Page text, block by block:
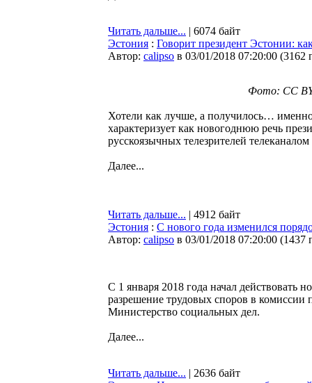
Читать дальше... | 6074 байт
Эстония : Говорит президент Эстонии:
Автор: calipso в 03/01/2018 07:20:00 (3162
Фото: CC
Хотели как лучше, а получилось… именно
характеризует как новогоднюю речь
русскоязычных телезрителей
Далее...
Читать дальше... | 4912 байт
Эстония : С нового года изменился
Автор: calipso в 03/01/2018 07:20:00 (1437
С 1 января 2018 года начал действовать
разрешение трудовых споров в комиссии
Министерство социальных дел.
Далее...
Читать дальше... | 2636 байт